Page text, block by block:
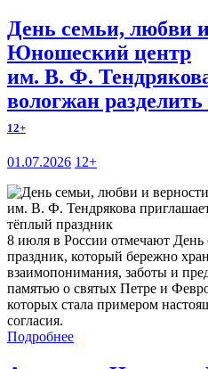
День семьи, любви
Юношеский центр
им. В. Ф.
вологжан
12+
01.07.2026 12+
8 июля в России отмечают
праздник, который бережно
взаимопонимания, заботы и
памятью о святых Петре и
которых стала примером
согласия.
Подробнее